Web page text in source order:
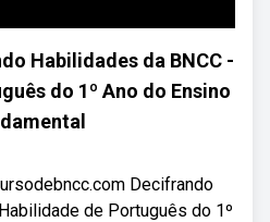
Habilidades da BNCC -
do 1º Ano do Ensino
Decifrando
de Português do 1º